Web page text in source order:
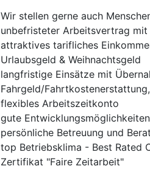
Wir stellen gerne auch
unbefristeter Arbeitsvertrag mit
attraktives tarifliches
Urlaubsgeld & Weihnachtsgeld
langfristige Einsätze mit
Fahrgeld/
flexibles Arbeitszeitkonto
gute Entwicklungsmöglichkeiten
persönliche Betreuung und
top Betriebsklima - Best Rated
Zertifikat "Faire Zeitarbeit"